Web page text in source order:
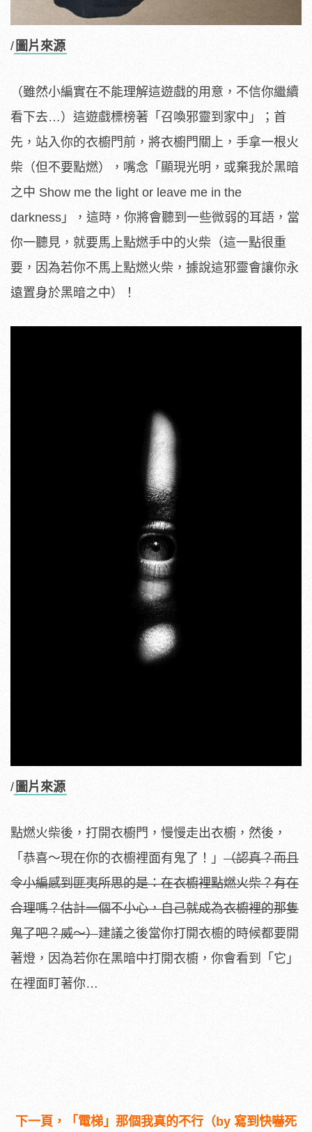
/ 圖片來源
（雖然小編實在不能理解這遊戲的用意，不信你繼續
看下去…）這遊戲標榜著「召喚邪靈到家中」；首
先，站入你的衣櫥門前，將衣櫥門關上，手拿一根火
柴（但不要點燃），嘴念「顯現光明，或棄我於黑暗
之中 Show me the light or leave me in the
darkness」，這時，你將會聽到一些微弱的耳語，當
你一聽見，就要馬上點燃手中的火柴（這一點很重
要，因為若你不馬上點燃火柴，據說這邪靈會讓你永
遠置身於黑暗之中）！
/ 圖片來源
點燃火柴後，打開衣櫥門，慢慢走出衣櫥，然後，
「恭喜～現在你的衣櫥裡面有鬼了！」 （認真？而且
令小編感到匪夷所思的是：在衣櫥裡點燃火柴？有在
合理嗎？估計一個不小心，自己就成為衣櫥裡的那隻
鬼了吧？威～）建議之後當你打開衣櫥的時候都要開
著燈，因為若你在黑暗中打開衣櫥，你會看到「它」
在裡面盯著你…
下一頁，「電梯」那個我真的不行（by 寫到快嚇死